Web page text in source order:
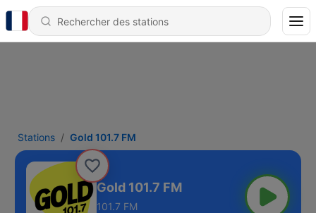
Stations Gold 101.7 FM
Gold 101.7 FM
101.7 FM